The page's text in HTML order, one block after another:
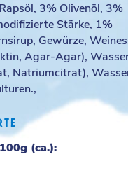
3% Olivenöl, 3%
Stärke, 1%
Gewürze,
Agar-Agar),
Natriumcitrat),
(ca.):